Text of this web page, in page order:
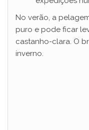
No verão, a
puro e pode ficar
castanho-clara. O
inverno.